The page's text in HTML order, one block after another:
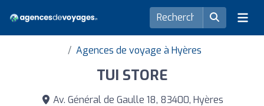
Agences de voyage à Hyères
TUI STORE
Av. Général de Gaulle 18, 83400, Hyères